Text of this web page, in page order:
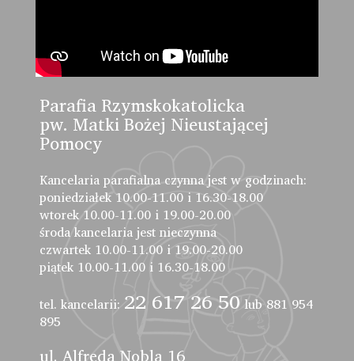
Parafia Rzymskokatolicka
pw. Matki Bożej Nieustającej
Pomocy
Kancelaria parafialna czynna jest w godzinach:
poniedziałek 10.00-11.00 i 16.30-18.00
wtorek 10.00-11.00 i 19.00-20.00
środa kancelaria jest nieczynna
czwartek 10.00-11.00 i 19.00-20.00
piątek 10.00-11.00 i 16.30-18.00
tel. kancelarii: 22 617 26 50 lub 881 954
895